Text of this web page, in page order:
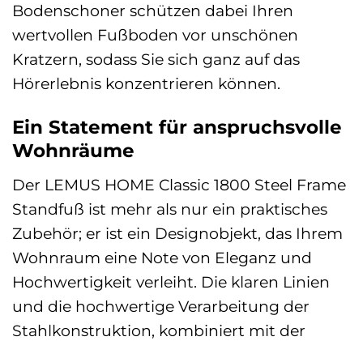
Bodenschoner schützen dabei Ihren
wertvollen Fußboden vor unschönen
Kratzern, sodass Sie sich ganz auf das
Hörerlebnis konzentrieren können.
Ein Statement für anspruchsvolle
Wohnräume
Der LEMUS HOME Classic 1800 Steel Frame
Standfuß ist mehr als nur ein praktisches
Zubehör; er ist ein Designobjekt, das Ihrem
Wohnraum eine Note von Eleganz und
Hochwertigkeit verleiht. Die klaren Linien
und die hochwertige Verarbeitung der
Stahlkonstruktion, kombiniert mit der